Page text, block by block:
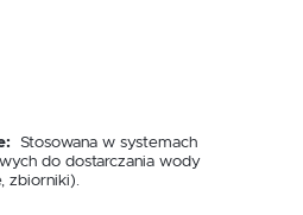
Stosowana w systemach
do dostarczania wody
zbiorniki).